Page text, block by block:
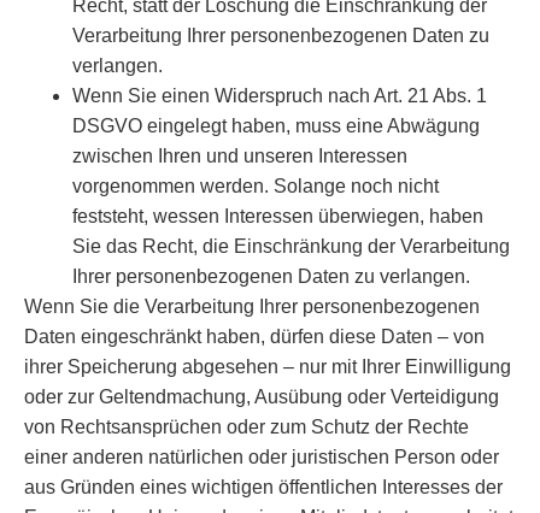
Recht, statt der Löschung die Einschränkung der
Verarbeitung Ihrer personenbezogenen Daten zu
verlangen.
Wenn Sie einen Widerspruch nach Art. 21 Abs. 1
DSGVO eingelegt haben, muss eine Abwägung
zwischen Ihren und unseren Interessen
vorgenommen werden. Solange noch nicht
feststeht, wessen Interessen überwiegen, haben
Sie das Recht, die Einschränkung der Verarbeitung
Ihrer personenbezogenen Daten zu verlangen.
Wenn Sie die Verarbeitung Ihrer personenbezogenen
Daten eingeschränkt haben, dürfen diese Daten – von
ihrer Speicherung abgesehen – nur mit Ihrer Einwilligung
oder zur Geltendmachung, Ausübung oder Verteidigung
von Rechtsansprüchen oder zum Schutz der Rechte
einer anderen natürlichen oder juristischen Person oder
aus Gründen eines wichtigen öffentlichen Interesses der